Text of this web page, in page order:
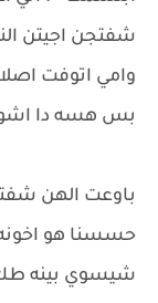
شفتجن اجيتن
وامي اتوفت
بس هسه دا
باوعت الهن
حسسنا هو اخونه
شيسوي بينه طك